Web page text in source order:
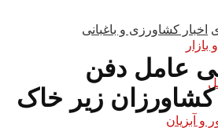
بازار
و آبزیان
اخبار کشاورزی و باغبانی
عامل دفن
زیر خاک